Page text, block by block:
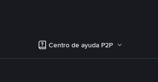
Centro de ayuda P2P